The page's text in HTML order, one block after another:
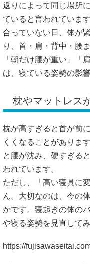
返りによって同じ場所
ていると言われていま
合っていない日、体が
り、首・肩・背中・腰
「朝だけ腰が重い」「
は、寝ている姿勢の影
枕やマットレス
枕が高すぎると首が前
くくなることがありま
と腰が沈み、硬すぎる
われています。
ただし、「高い寝具に
ん。大切なのは、今の
かです。寝起きの体の
や寝る姿勢を見直して
https://